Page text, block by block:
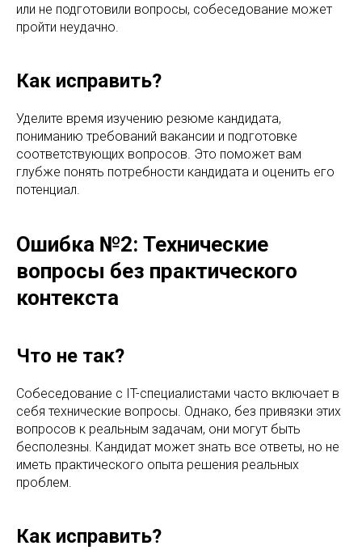
или не подготовили вопросы, собеседование может
пройти неудачно.
Как исправить?
Уделите время изучению резюме кандидата,
пониманию требований вакансии и подготовке
соответствующих вопросов. Это поможет вам
глубже понять потребности кандидата и оценить его
потенциал.
Ошибка №2: Технические
вопросы без практического
контекста
Что не так?
Собеседование с IT-специалистами часто включает в
себя технические вопросы. Однако, без привязки этих
вопросов к реальным задачам, они могут быть
бесполезны. Кандидат может знать все ответы, но не
иметь практического опыта решения реальных
проблем.
Как исправить?